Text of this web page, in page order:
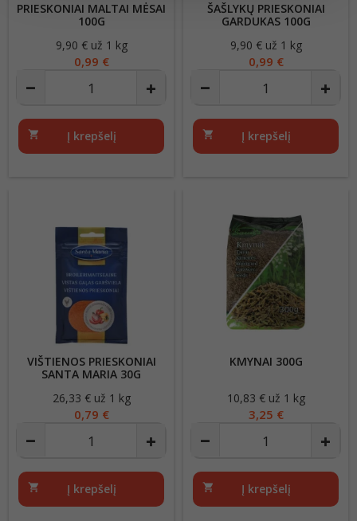
PRIESKONIAI MALTAI MĖSAI
100G
Kaina
9,90 € už 1 kg
0,99 €
shopping_cart Į krepšelį
ŠAŠLYKŲ PRIESKONIAI
GARDUKAS 100G
Kaina
9,90 € už 1 kg
0,99 €
shopping_cart Į krepšelį
VIŠTIENOS PRIESKONIAI
SANTA MARIA 30G
Kaina
26,33 € už 1 kg
0,79 €
shopping_cart Į krepšelį
KMYNAI 300G
Kaina
10,83 € už 1 kg
3,25 €
shopping_cart Į krepšelį